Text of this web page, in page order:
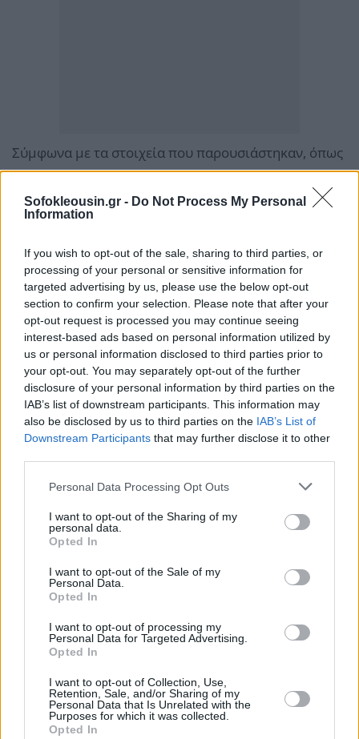
Sofokleousin.gr - Do Not Process My Personal
Information
If you wish to opt-out of the sale, sharing to third parties, or
processing of your personal or sensitive information for
targeted advertising by us, please use the below opt-out
section to confirm your selection. Please note that after your
opt-out request is processed you may continue seeing
interest-based ads based on personal information utilized by
us or personal information disclosed to third parties prior to
your opt-out. You may separately opt-out of the further
disclosure of your personal information by third parties on the
IAB’s list of downstream participants. This information may
also be disclosed by us to third parties on the IAB’s List of
Downstream Participants that may further disclose it to other
Personal Data Processing Opt Outs
I want to opt-out of the Sharing of my
personal data.
Opted In
I want to opt-out of the Sale of my
Personal Data.
Opted In
I want to opt-out of processing my
Personal Data for Targeted Advertising.
Opted In
I want to opt-out of Collection, Use,
Retention, Sale, and/or Sharing of my
Personal Data that Is Unrelated with the
Purposes for which it was collected.
Opted In
Σύμφωνα με τα στοιχεία που παρουσιάστηκαν, όπως
αναφέρει το Αθηναϊκό Πρακτορείο Ειδήσεων,
μεγαλύτερο ποσοστό του πληθυσμού έχει
εμβολιαστεί φέτος με το αντιγριπικό εμβόλιο σε
εμβόλιο καλύπτει τα κυκλοφορούντα στελέχη του
ιού της γρίπης.
Ωστόσο, από τη σύσκεψη προέκυψε η ανάγκη
εφαρμογής επιπλέον μέτρων όπως: